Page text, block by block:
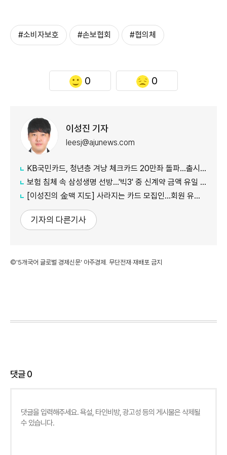
#소비자보호 #손보협회 #협의체
0 0
이성진 기자
leesj@ajunews.com
KB국민카드, 청년층 겨냥 체크카드 20만좌 돌파…출시 8개월만
보험 침체 속 삼성생명 선방…'빅3' 중 신계약 금액 유일 증가
[이성진의 金맥 지도] 사라지는 카드 모집인…회원 유치도 '디지털 전환'
기자의 다른기사
©'5개국어 글로벌 경제신문' 아주경제. 무단전재·재배포 금지
댓글0